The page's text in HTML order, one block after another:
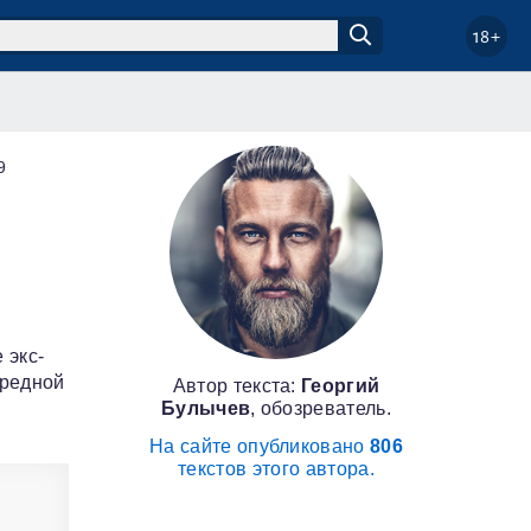
18+
экс-
Автор текста: Георгий
Булычев, обозреватель.
На сайте опубликовано806
текстов этого автора.